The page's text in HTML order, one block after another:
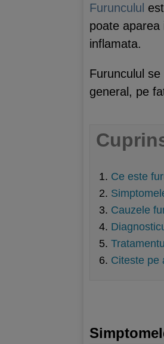
Furunculul
poate aparea
inflamata.
Furunculul
general, pe
Ce este
Cauzele
Citeste pe